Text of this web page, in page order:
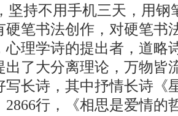
坚持不用手机三天，用钢
硬笔书法创作，对硬笔书
心理学诗的提出者，道略
出了大分离理论，万物皆
写长诗，其中抒情长诗《
2866行，《相思是爱情的